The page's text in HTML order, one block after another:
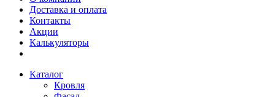
Доставка и оплата
Контакты
Акции
Калькуляторы
Каталог
Кровля